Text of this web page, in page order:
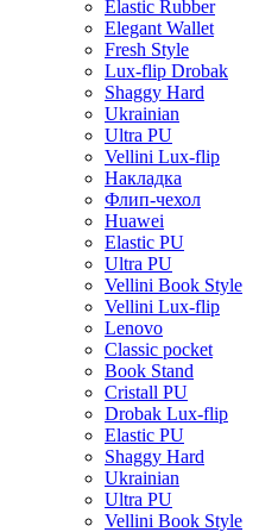
Elastic Rubber
Elegant Wallet
Fresh Style
Lux-flip Drobak
Shaggy Hard
Ukrainian
Ultra PU
Vellini Lux-flip
Накладка
Флип-чехол
Huawei
Elastic PU
Ultra PU
Vellini Book Style
Vellini Lux-flip
Lenovo
Classic pocket
Book Stand
Cristall PU
Drobak Lux-flip
Elastic PU
Shaggy Hard
Ukrainian
Ultra PU
Vellini Book Style